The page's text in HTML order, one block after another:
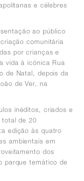
e célebres
ao público
comunitária
por crianças e
vida à icónica Rua
de Natal, depois da
de Ver, na
inéditos, criados e
total de 20
edição às quatro
ambientais em
dos
parque temático de